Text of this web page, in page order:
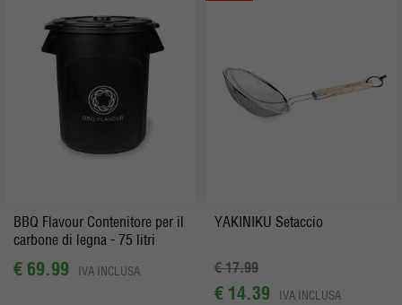
BBQ Flavour Contenitore per il
carbone di legna - 75 litri
€ 69.99 IVA INCLUSA
YAKINIKU Setaccio
€ 17.99
€ 14.39 IVA INCLUSA